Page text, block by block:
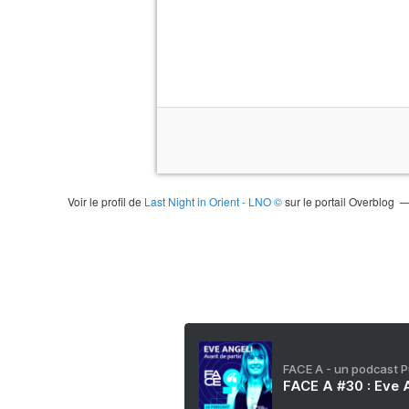
Voir le profil de Last Night in Orient - LNO ©sur le portail Overblog
FACE A - un podcast
FACE A #30 :